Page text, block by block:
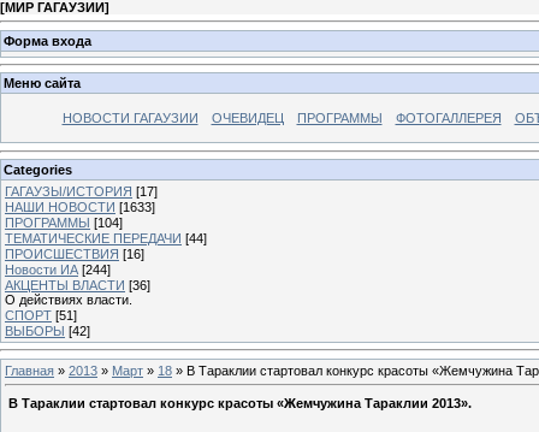
[МИР ГАГАУЗИИ]
Форма входа
Меню сайта
НОВОСТИ ГАГАУЗИИ ОЧЕВИДЕЦ ПРОГРАММЫ ФОТОГАЛЛЕРЕЯ
Categories
ГАГАУЗЫ/ИСТОРИЯ [17]
НАШИ НОВОСТИ [1633]
ПРОГРАММЫ [104]
ТЕМАТИЧЕСКИЕ ПЕРЕДАЧИ [44]
ПРОИСШЕСТВИЯ [16]
Новости ИА [244]
АКЦЕНТЫ ВЛАСТИ [36]
О действиях власти.
СПОРТ [51]
ВЫБОРЫ [42]
Главная » 2013 » Март » 18 » В Тараклии стартовал конкурс красоты «Жемчужина
В Тараклии стартовал конкурс красоты «Жемчужина Тараклии 2013».